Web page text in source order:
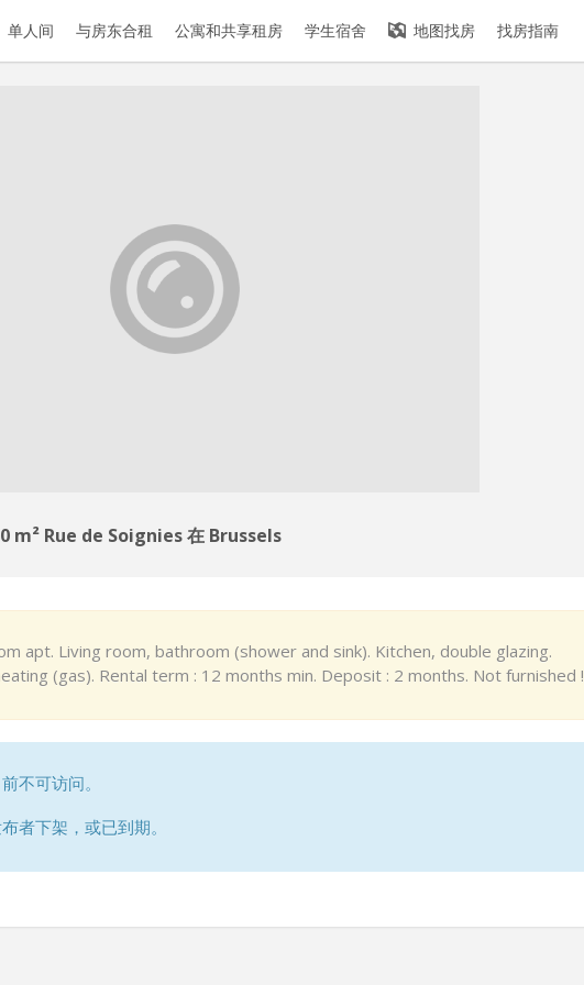
单人间 与房东合租 公寓和共享租房 学生宿舍 地图找房 找房指南
m² Rue de Soignies 在 Brussels
apt. Living room, bathroom (shower and sink). Kitchen, double glazing.
(gas). Rental term : 12 months min. Deposit : 2 months. Not furnished !
不可访问。
者下架，或已到期。